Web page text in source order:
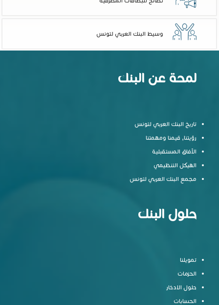
وسيط البنك العربي لتونس
لمحة عن البنك
تاريخ البنك العربي لتونس
رؤيتنا, قيمنا ومهمتنا
الآفاق المستقبلية
الهيكل التنظيمي
مجمع البنك العربي لتونس
حلول البنك
تمويلنا
الحزمات
حلول الادخار
الحسابات